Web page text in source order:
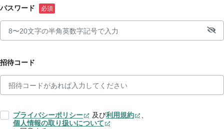
パスワード
招待コード
プライバシーポリシー 及び利用規約
、
個人情報の取り扱いについて